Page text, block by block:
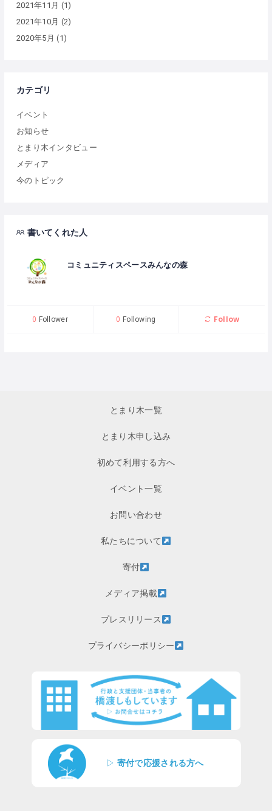
2021年11月 (1)
2021年10月 (2)
2020年5月 (1)
カテゴリ
イベント
お知らせ
とまり木インタビュー
メディア
今のトピック
書いてくれた人
コミュニティスペースみんなの森
0 Follower 0 Following Follow
とまり木一覧
とまり木申し込み
初めて利用する方へ
イベント一覧
お問い合わせ
私たちについて
寄付
メディア掲載
プレスリリース
プライバシーポリシー
▷ 寄付で応援される方へ